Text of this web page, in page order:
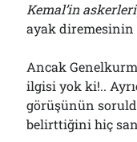
Kemal’in
ayak
Ancak
ilgisi yok ki!..
görüşünün
belirttiğini hiç